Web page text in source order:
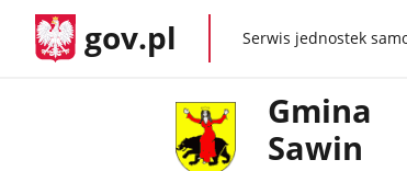
gov.pl gov.plSerwis jednostek
Gmina
Sawin